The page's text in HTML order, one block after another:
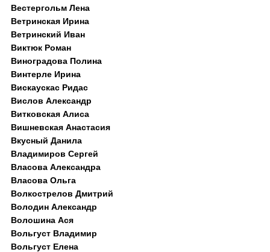
Вестергольм Лена
Ветринская Ирина
Ветринский Иван
Виктюк Роман
Виноградова Полина
Винтерле Ирина
Вискаускас Ридас
Вислов Александр
Витковская Алиса
Вишневская Анастасия
Вкусный Данила
Владимиров Сергей
Власова Александра
Власова Ольга
Волкострелов Дмитрий
Володин Александр
Волошина Ася
Вольгуст Владимир
Вольгуст Елена